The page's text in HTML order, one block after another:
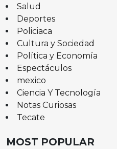
Salud
Deportes
Policiaca
Cultura y Sociedad
Política y Economía
Espectáculos
mexico
Ciencia Y Tecnología
Notas Curiosas
Tecate
MOST POPULAR